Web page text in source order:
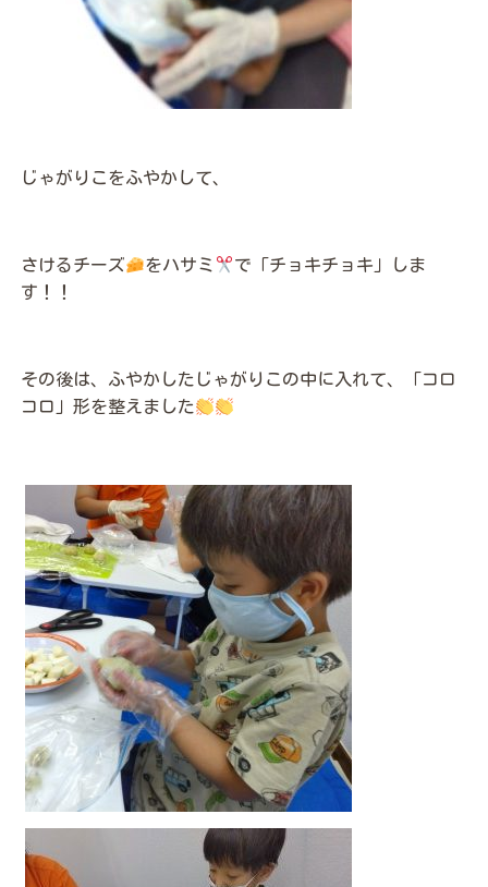
じゃがりこをふやかして、
さけるチーズ をハサミ
で「チョキチョキ」しま
す！！
その後は、ふやかしたじゃがりこの中に入れて、「コロ
コロ」形を整えました